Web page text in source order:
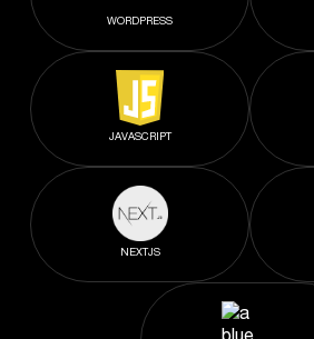
WORDPRESS
JAVASCRIPT
NEXTJS